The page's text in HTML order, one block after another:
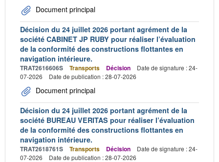
Document principal
Décision du 24 juillet 2026 portant agrément de la
société CABINET JP RUBY pour réaliser l’évaluation
de la conformité des constructions flottantes en
navigation intérieure.
TRAT2616606S Transports Décision
Date de signature : 24-
07-2026
Date de publication : 28-07-2026
Document principal
Décision du 24 juillet 2026 portant agrément de la
société BUREAU VERITAS pour réaliser l’évaluation
de la conformité des constructions flottantes en
navigation intérieure.
TRAT2618761S Transports Décision
Date de signature : 24-
07-2026
Date de publication : 28-07-2026